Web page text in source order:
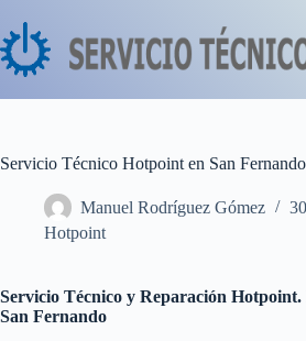
al
contenido
Servicio Técnico Hotpoint en San Fernando
Manuel Rodríguez Gómez
Hotpoint
Servicio Técnico y Reparación Hotpoint.
San Fernando